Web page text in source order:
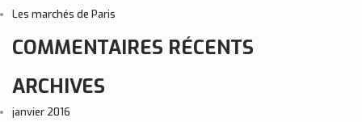
Les marchés de Paris
COMMENTAIRES RÉCENTS
ARCHIVES
janvier 2016